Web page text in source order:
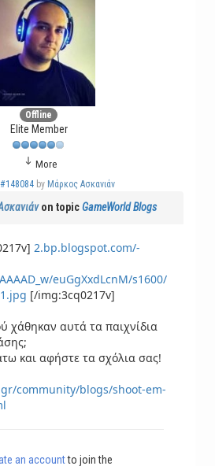
Offline
Elite Member
More
#148084 by Μάρκος Ασκανιάν
on topicGameWorld Blogs
2.bp.blogspot.com/-
euGgXxdLcnM/s1600/
[/img:3cq0217v]
χάθηκαν αυτά τα παιχνίδια
και αφήστε τα σχόλια σας!
community/blogs/shoot-em-
an accountto join the